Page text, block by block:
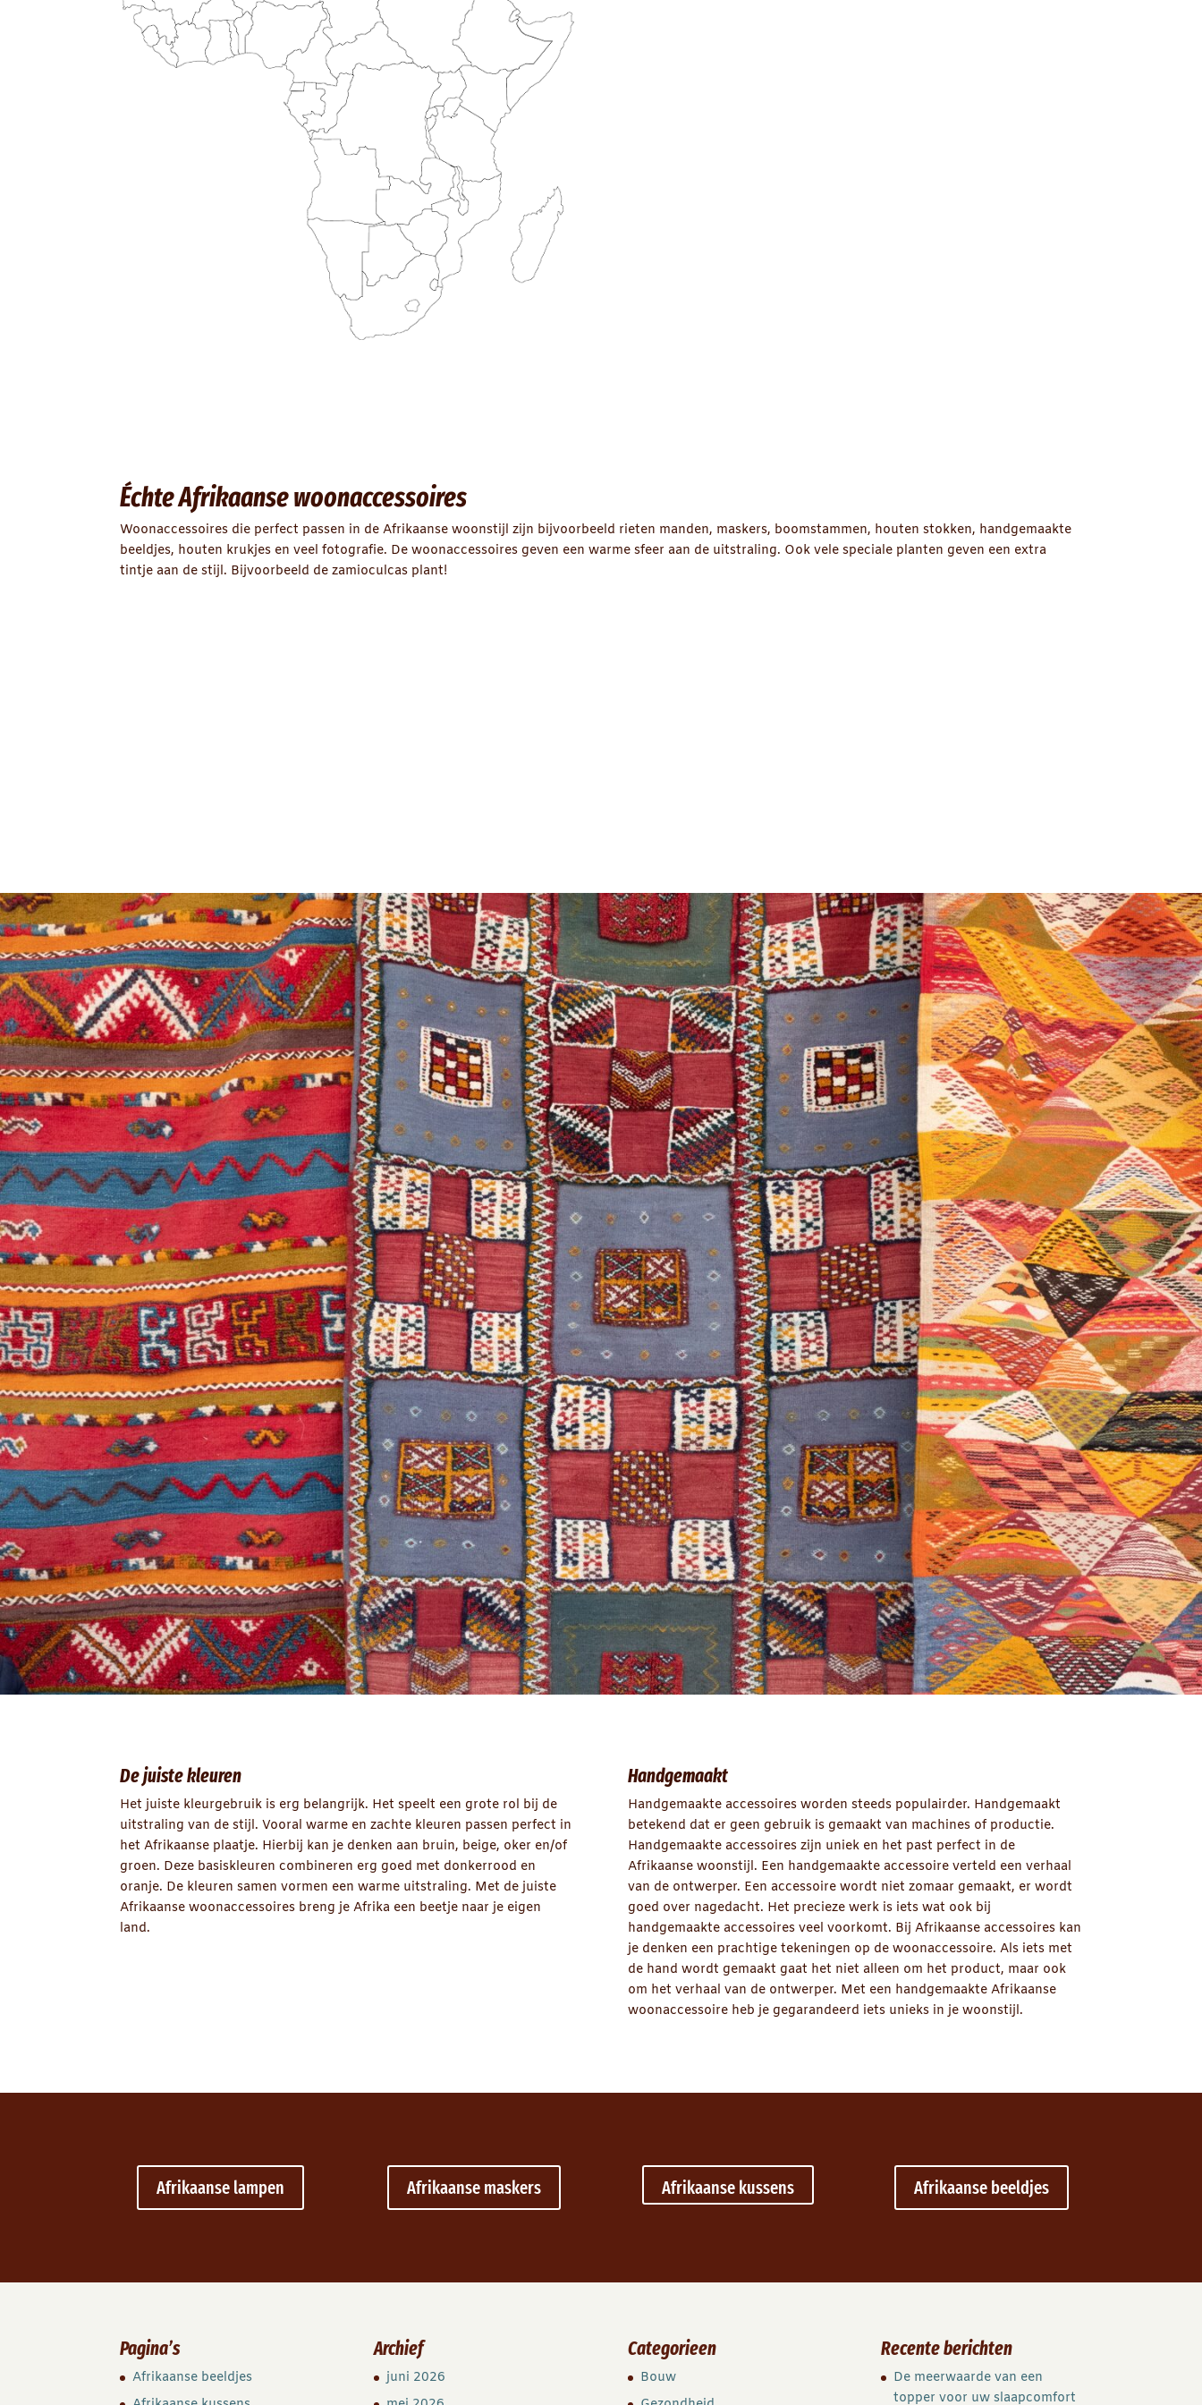
Échte Afrikaanse woonaccessoires
Woonaccessoires die perfect passen in de Afrikaanse woonstijl zijn bijvoorbeeld rieten manden, maskers, boomstammen, houten stokken, handgemaakte
beeldjes, houten krukjes en veel fotografie. De woonaccessoires geven een warme sfeer aan de uitstraling. Ook vele speciale planten geven een extra
tintje aan de stijl. Bijvoorbeeld de zamioculcas plant!
De juiste kleuren
Het juiste kleurgebruik is erg belangrijk. Het speelt een grote rol bij de
uitstraling van de stijl. Vooral warme en zachte kleuren passen perfect in
het Afrikaanse plaatje. Hierbij kan je denken aan bruin, beige, oker en/of
groen. Deze basiskleuren combineren erg goed met donkerrood en
oranje. De kleuren samen vormen een warme uitstraling. Met de juiste
Afrikaanse woonaccessoires breng je Afrika een beetje naar je eigen
land.
Handgemaakt
Handgemaakte accessoires worden steeds populairder. Handgemaakt
betekend dat er geen gebruik is gemaakt van machines of productie.
Handgemaakte accessoires zijn uniek en het past perfect in de
Afrikaanse woonstijl. Een handgemaakte accessoire verteld een verhaal
van de ontwerper. Een accessoire wordt niet zomaar gemaakt, er wordt
goed over nagedacht. Het precieze werk is iets wat ook bij
handgemaakte accessoires veel voorkomt. Bij Afrikaanse accessoires kan
je denken een prachtige tekeningen op de woonaccessoire. Als iets met
de hand wordt gemaakt gaat het niet alleen om het product, maar ook
om het verhaal van de ontwerper. Met een handgemaakte Afrikaanse
woonaccessoire heb je gegarandeerd iets unieks in je woonstijl.
Afrikaanse lampen Afrikaanse maskers Afrikaanse kussens Afrikaanse beeldjes
Pagina’s
Afrikaanse beeldjes
Archief
juni 2026
Categorieen
Bouw
Recente berichten
De meerwaarde van een
topper voor uw slaapcomfort